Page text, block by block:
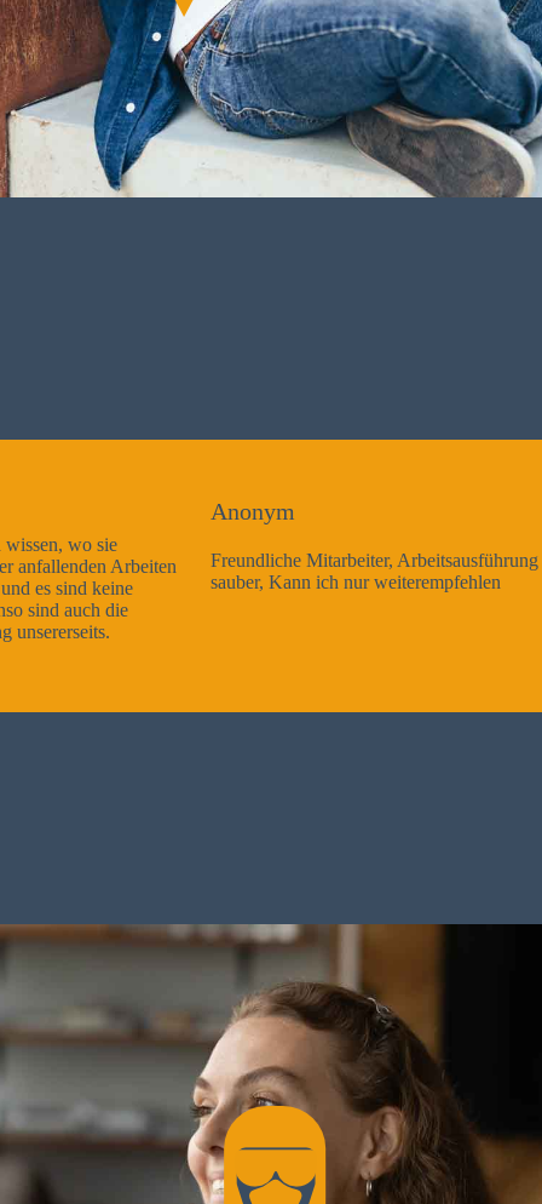
Freundliche Mitarbeiter, Arbeitsausführung sehr gut und sehr
sauber, Kann ich nur weiterempfehlen